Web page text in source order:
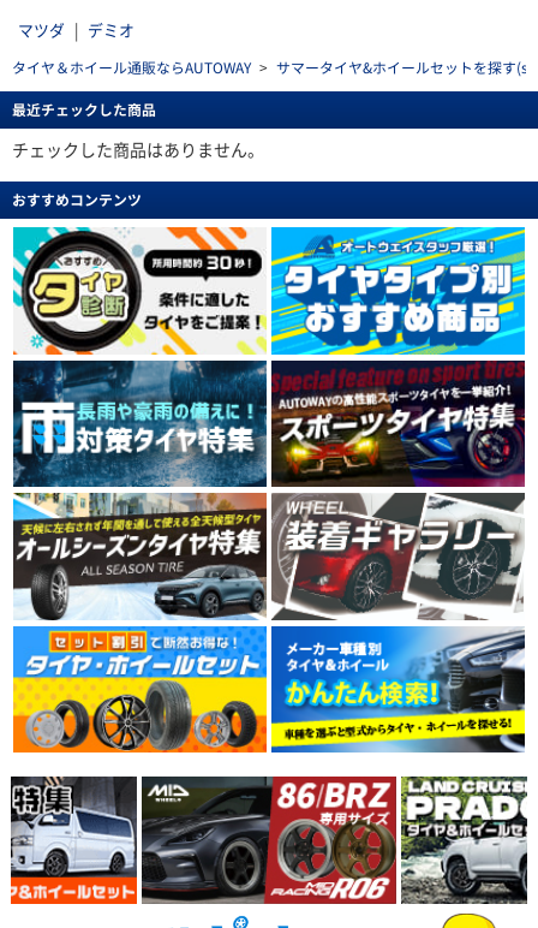
マツダ | デミオ
タイヤ＆ホイール通販ならAUTOWAY > サマータイヤ&ホイールセットを探す
最近チェックした商品
チェックした商品はありません。
おすすめコンテンツ